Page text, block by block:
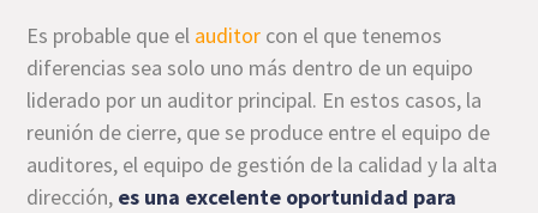
Es probable que el auditor con el que tenemos
diferencias sea solo uno más dentro de un equipo
liderado por un auditor principal. En estos casos, la
reunión de cierre, que se produce entre el equipo de
auditores, el equipo de gestión de la calidad y la alta
dirección, es una excelente oportunidad para